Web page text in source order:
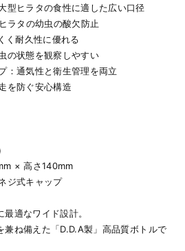
型ヒラタの食性に適した広い口径
ラタの幼虫の酸欠防止
く耐久性に優れる
の状態を観察しやすい
：通気性と衛生管理を両立
を防ぐ安心構造
× 高さ140mm
ジ式キャップ
適なワイド設計。
兼ね備えた「D.D.A製」高品質ボトルで